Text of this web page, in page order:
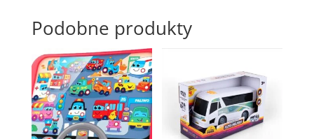
Podobne produkty